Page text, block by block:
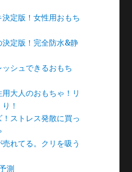
定版！女性用おもち
定版！完全防水&静
シュできるおもち
大人のおもちゃ！リ
！
ストレス発散に買っ
れてる。クリを吸う
測